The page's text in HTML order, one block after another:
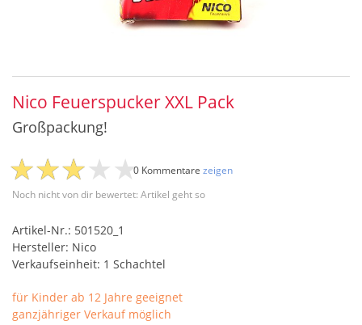
Nico Feuerspucker XXL Pack
Großpackung!
Noch nicht von dir bewertet: Artikel geht so
0 Kommentare zeigen
Artikel-Nr.: 501520_1
Hersteller: Nico
Verkaufseinheit: 1 Schachtel
für Kinder ab 12 Jahre geeignet
ganzjähriger Verkauf möglich